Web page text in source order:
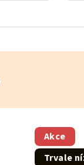
Akce
Trvale